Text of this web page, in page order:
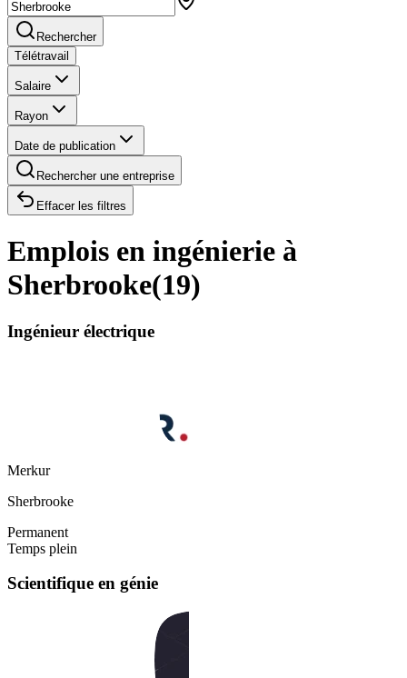
Rechercher
Télétravail
Salaire
Rayon
Date de publication
Rechercher une entreprise
Effacer les filtres
Emplois en ingénierie à
Sherbrooke(19)
Ingénieur électrique
Merkur
Sherbrooke
Permanent
Temps plein
Scientifique en génie